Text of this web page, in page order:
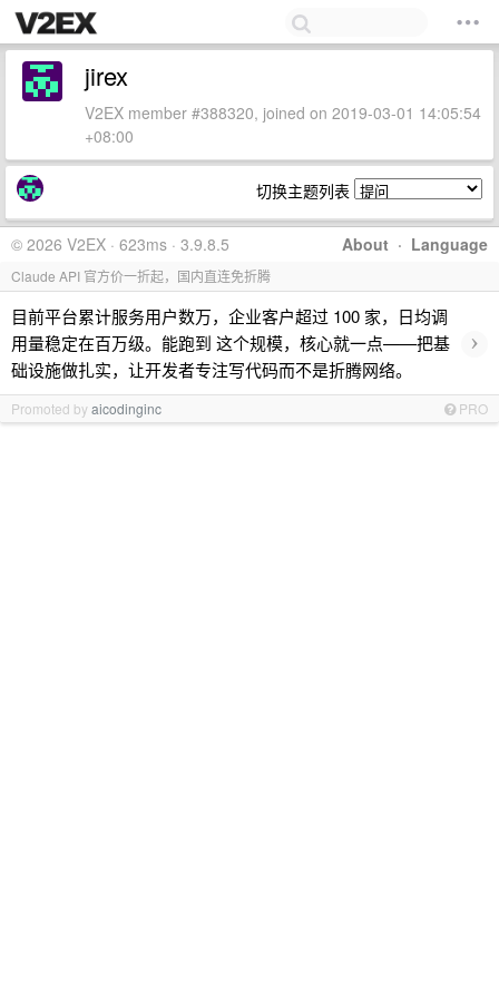
jirex
V2EX member #388320, joined on 2019-03-01 14:05:54
+08:00
切换主题列表
About · Language
© 2026 V2EX · 623ms · 3.9.8.5
Claude API 官方价一折起，国内直连免折腾
目前平台累计服务用户数万，企业客户超过 100 家，日均调
用量稳定在百万级。能跑到 这个规模，核心就一点——把基
础设施做扎实，让开发者专注写代码而不是折腾网络。
›
Promoted byaicodinginc PRO